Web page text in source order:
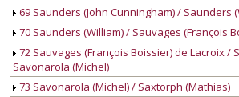
69 Saunders (John Cunningham) / Saunders
70 Saunders (William) / Sauvages (François
72 Sauvages (François Boissier) de Lacroix /
Savonarola (Michel)
73 Savonarola (Michel) / Saxtorph (Mathias)